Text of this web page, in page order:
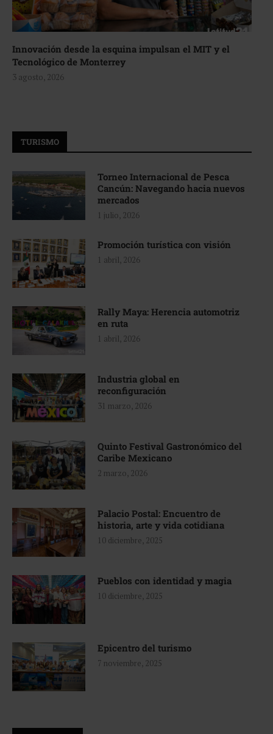
Innovación desde la esquina impulsan el MIT y el
Tecnológico de Monterrey
3 agosto, 2026
TURISMO
Torneo Internacional de Pesca
Cancún: Navegando hacia nuevos
mercados
1 julio, 2026
Promoción turística con visión
1 abril, 2026
Rally Maya: Herencia automotriz
en ruta
1 abril, 2026
Industria global en
reconfiguración
31 marzo, 2026
Quinto Festival Gastronómico del
Caribe Mexicano
2 marzo, 2026
Palacio Postal: Encuentro de
historia, arte y vida cotidiana
10 diciembre, 2025
Pueblos con identidad y magia
10 diciembre, 2025
Epicentro del turismo
7 noviembre, 2025